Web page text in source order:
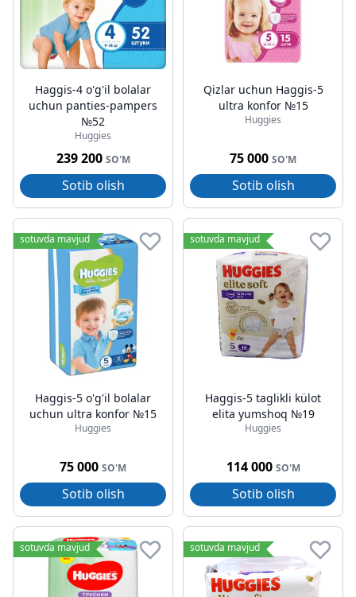
Haggis-4 o'g'il bolalar
uchun panties-pampers
№52
Huggies
239 200 SO'M
Sotib olish
Qizlar uchun Haggis-5
ultra konfor №15
Huggies
75 000 SO'M
Sotib olish
sotuvda mavjud
Haggis-5 o'g'il bolalar
uchun ultra konfor №15
Huggies
75 000 SO'M
Sotib olish
sotuvda mavjud
Haggis-5 taglikli külot
elita yumshoq №19
Huggies
114 000 SO'M
Sotib olish
sotuvda mavjud sotuvda mavjud